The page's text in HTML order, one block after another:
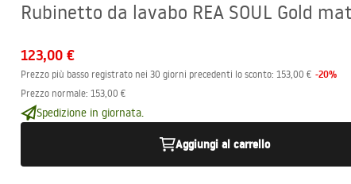
Rubinetto da lavabo REA SOUL Gold
123,00 €
Prezzo più basso registrato nei 30 giorni precedenti lo sconto: 153,00 € -20%
Prezzo normale: 153,00 €
Spedizione in giornata.
Aggiungi al carrello